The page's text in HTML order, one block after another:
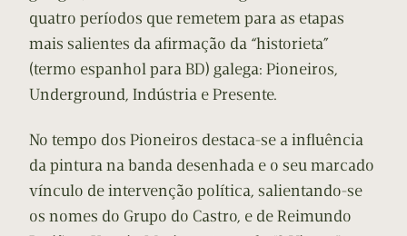
quatro períodos que remetem para as etapas
mais salientes da afirmação da “historieta”
(termo espanhol para BD) galega: Pioneiros,
Underground, Indústria e Presente.
No tempo dos Pioneiros destaca-se a influência
da pintura na banda desenhada e o seu marcado
vínculo de intervenção política, salientando-se
os nomes do Grupo do Castro, e de Reimundo